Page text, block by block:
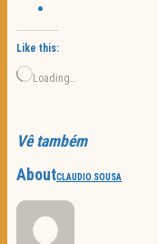
Like this:
Loading…
Vê também
AboutCLAUDIO SOUSA